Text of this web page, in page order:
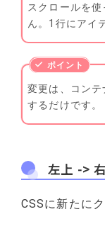
スクロールを
ん。1行にアイ
変更は、コン
するだけです。
左上 ->
CSSに新たに